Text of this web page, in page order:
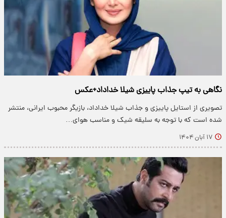
نگاهی به تیپ جذاب پاییزی شیلا خداداد+عکس
تصویری از استایل پاییزی و جذاب شیلا خداداد، بازیگر محبوب ایرانی، منتشر
شده است که با توجه به سلیقه شیک و مناسب هوای…
۱۷ آبان ۱۴۰۴